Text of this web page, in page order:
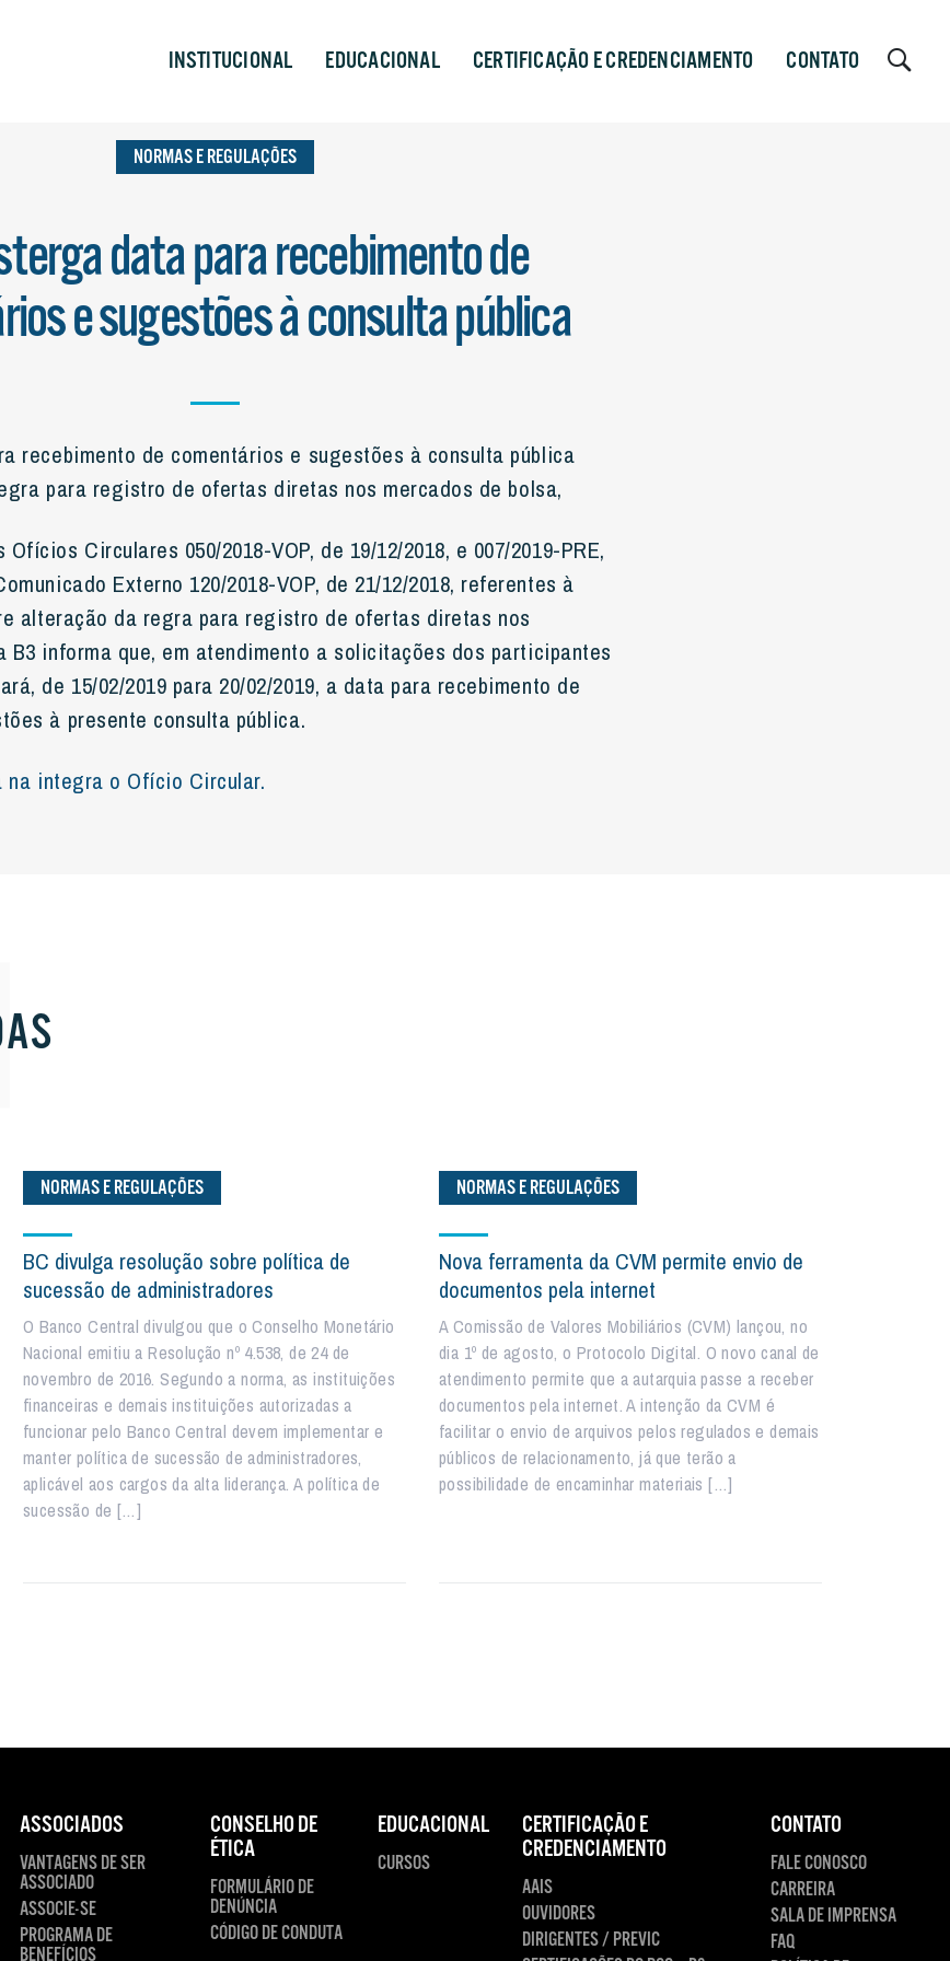
INSTITUCIONAL EDUCACIONAL CERTIFICAÇÃO E CREDENCIAMENTO CONTATO
NORMAS E REGULAÇÕES
data para recebimento de
e sugestões à consulta pública
recebimento de comentários e sugestões à consulta pública
para registro de ofertas diretas nos mercados de bolsa,
Circulares 050/2018-VOP, de 19/12/2018, e 007/2019-PRE,
Externo 120/2018-VOP, de 21/12/2018, referentes à
alteração da regra para registro de ofertas diretas nos
B3 informa que, em atendimento a solicitações dos participantes
de 15/02/2019 para 20/02/2019, a data para recebimento de
à presente consulta pública.
integra o Ofício Circular.
NORMAS E REGULAÇÕES
BC divulga resolução sobre política de
sucessão de administradores
O Banco Central divulgou que o Conselho Monetário
Nacional emitiu a Resolução nº 4.538, de 24 de
novembro de 2016. Segundo a norma, as instituições
financeiras e demais instituições autorizadas a
funcionar pelo Banco Central devem implementar e
manter política de sucessão de administradores,
aplicável aos cargos da alta liderança. A política de
sucessão de […]
NORMAS E REGULAÇÕES
Nova ferramenta da CVM permite envio de
documentos pela internet
A Comissão de Valores Mobiliários (CVM) lançou, no
dia 1º de agosto, o Protocolo Digital. O novo canal de
atendimento permite que a autarquia passe a receber
documentos pela internet. A intenção da CVM é
facilitar o envio de arquivos pelos regulados e demais
públicos de relacionamento, já que terão a
possibilidade de encaminhar materiais […]
ASSOCIADOS
VANTAGENS DE SER
ASSOCIADO
ASSOCIE-SE
PROGRAMA DE
BENEFÍCIOS
CONSELHO DE
ÉTICA
FORMULÁRIO DE
DENÚNCIA
CÓDIGO DE CONDUTA
EDUCACIONAL
CURSOS
CERTIFICAÇÃO E
CREDENCIAMENTO
AAIS
OUVIDORES
DIRIGENTES / PREVIC
CONTATO
FALE CONOSCO
CARREIRA
SALA DE IMPRENSA
FAQ